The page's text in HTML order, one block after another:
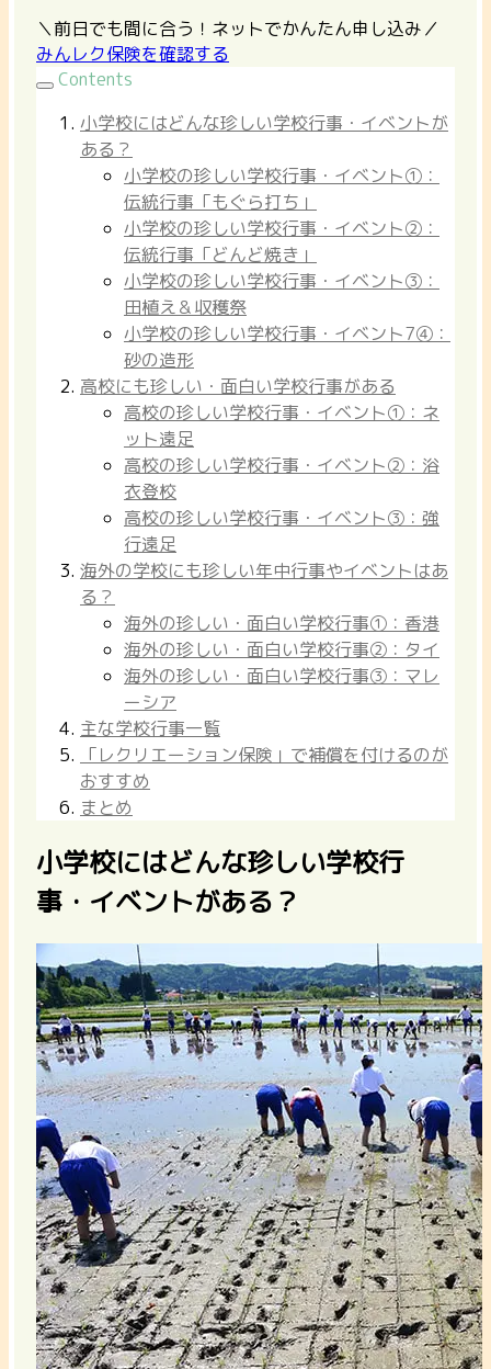
＼前日でも間に合う！ネットでかんたん申し込み／
みんレク保険を確認する
Contents
小学校にはどんな珍しい学校行事・イベントが
ある？
小学校の珍しい学校行事・イベント①：
伝統行事「もぐら打ち」
小学校の珍しい学校行事・イベント②：
伝統行事「どんど焼き」
小学校の珍しい学校行事・イベント③：
田植え＆収穫祭
小学校の珍しい学校行事・イベント7④：
砂の造形
高校にも珍しい・面白い学校行事がある
高校の珍しい学校行事・イベント①：ネ
ット遠足
高校の珍しい学校行事・イベント②：浴
衣登校
高校の珍しい学校行事・イベント③：強
行遠足
海外の学校にも珍しい年中行事やイベントはあ
る？
海外の珍しい・面白い学校行事①：香港
海外の珍しい・面白い学校行事②：タイ
海外の珍しい・面白い学校行事③：マレ
ーシア
主な学校行事一覧
「レクリエーション保険」で補償を付けるのが
おすすめ
まとめ
小学校にはどんな珍しい学校行
事・イベントがある？